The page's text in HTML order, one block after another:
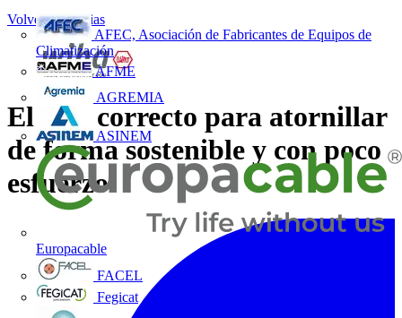
AFEC, Asociación de Fabricantes de Equipos de
Climatización
AFME
AGREMIA
ASINEM
Europacable
FACEL
Fegicat
Volver a Noticias
El giro correcto para atornillar
de forma sostenible y con poco
esfuerzo